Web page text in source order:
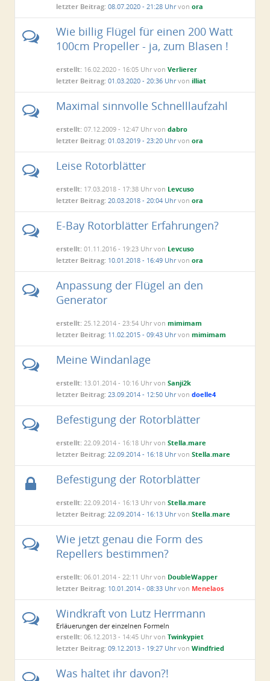
letzter Beitrag: 08.07.2020 - 21:28 Uhrvonora
Wie billig Flügel für einen 200 Watt
100cm Propeller - ja, zum Blasen !
erstellt: 16.02.2020 - 16:05 Uhr vonVerlierer
letzter Beitrag: 01.03.2020 - 20:36 Uhrvonilliat
Maximal sinnvolle Schnelllaufzahl
erstellt: 07.12.2009 - 12:47 Uhr vondabro
letzter Beitrag: 01.03.2019 - 23:20 Uhrvonora
Leise Rotorblätter
erstellt: 17.03.2018 - 17:38 Uhr von Levcuso
letzter Beitrag: 20.03.2018 - 20:04 Uhrvonora
E-Bay Rotorblätter Erfahrungen?
erstellt: 01.11.2016 - 19:23 Uhr von Levcuso
letzter Beitrag: 10.01.2018 - 16:49 Uhrvonora
Anpassung der Flügel an den
Generator
erstellt: 25.12.2014 - 23:54 Uhr vonmimimam
letzter Beitrag: 11.02.2015 - 09:43 Uhrvonmimimam
Meine Windanlage
erstellt: 13.01.2014 - 10:16 Uhr vonSanji2k
letzter Beitrag: 23.09.2014 - 12:50 Uhrvondoelle4
Befestigung der Rotorblätter
erstellt: 22.09.2014 - 16:18 Uhr vonStella.mare
letzter Beitrag: 22.09.2014 - 16:18 UhrvonStella.mare
Befestigung der Rotorblätter
erstellt: 22.09.2014 - 16:13 Uhr vonStella.mare
letzter Beitrag: 22.09.2014 - 16:13 UhrvonStella.mare
Wie jetzt genau die Form des
Repellers bestimmen?
erstellt: 06.01.2014 - 22:11 Uhr von DoubleWapper
letzter Beitrag: 10.01.2014 - 08:33 Uhrvon Menelaos
Windkraft von Lutz Herrmann
Erläuerungen der einzelnen Formeln
erstellt: 06.12.2013 - 14:45 Uhr vonTwinkypiet
letzter Beitrag: 09.12.2013 - 19:27 UhrvonWindfried
Was haltet ihr davon?!